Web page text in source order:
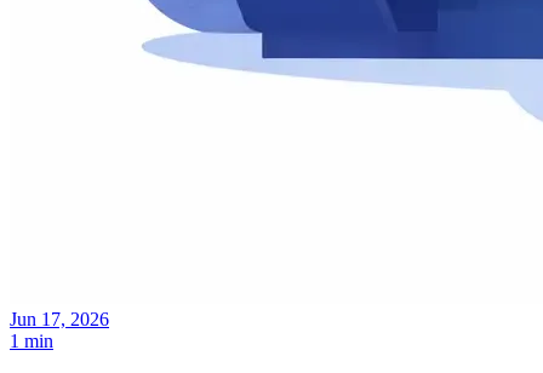
Jun 17, 2026
1 min